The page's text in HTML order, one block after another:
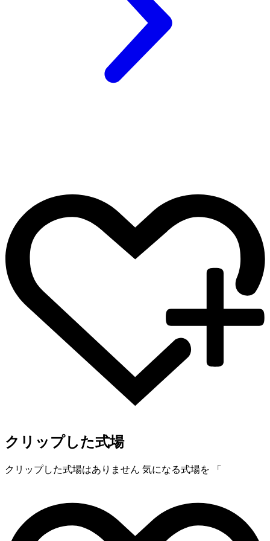
クリップした式場
クリップした式場はありません 気になる式場を 「